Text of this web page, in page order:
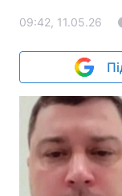
09:42, 11.05.26